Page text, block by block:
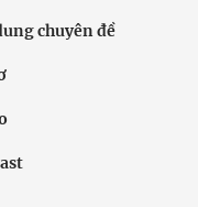
chuyên đề